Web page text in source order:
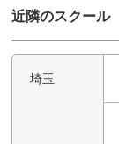
近隣のスクール
埼玉